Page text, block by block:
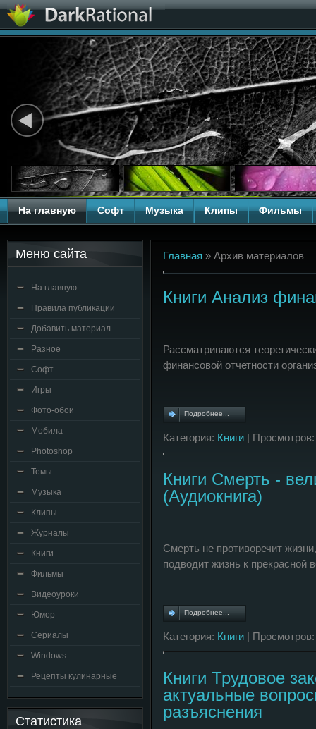
На главную Софт Музыка Клипы Фильмы
Меню сайта
На главную
Правила публикации
Добавить материал
Разное
Софт
Игры
Фото-обои
Мобила
Photoshop
Темы
Музыка
Клипы
Журналы
Книги
Фильмы
Видеоуроки
Юмор
Сериалы
Windows
Рецепты кулинарные
Статистика
Главная » Архив материалов
Книги Анализ
Рассматриваются
финансовой отчетности
Подробнее...
Категория: Книги |
Книги Смерть -
(Аудиокнига)
Смерть не противоречит
подводит жизнь к прекрасной
Подробнее...
Категория: Книги |
Книги Трудовое
актуальные
разъяснения